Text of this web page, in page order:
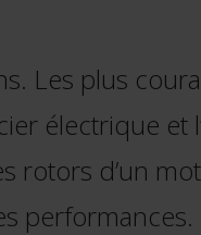
Les plus
électrique
rotors d’un